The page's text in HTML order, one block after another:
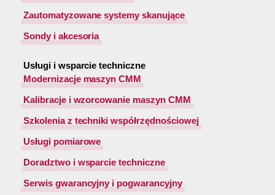
Zautomatyzowane systemy skanujące
Sondy i akcesoria
Usługi i wsparcie techniczne
Modernizacje maszyn CMM
Kalibracje i wzorcowanie maszyn CMM
Szkolenia z techniki współrzędnościowej
Usługi pomiarowe
Doradztwo i wsparcie techniczne
Serwis gwarancyjny i pogwarancyjny